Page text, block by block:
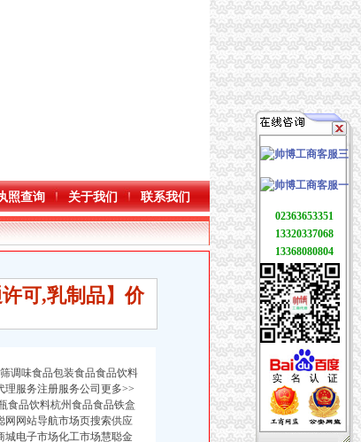
照查询 关于我们 联系我们
可,乳制品】价
调味食品包装食品食品饮料
服务注册服务公司更多>>
食品饮料杭州食品食品铁盒
网网站导航市场页搜索供应
城电子市场化工市场慧聪金
02363653351
13320337068
13368080804